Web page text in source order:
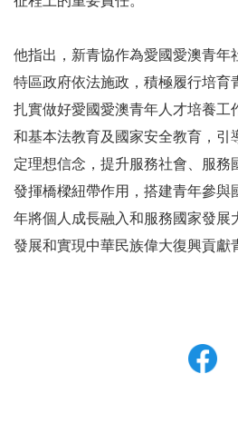
他指出，新青協作為愛國愛澳青年
特區政府依法施政，積極履行培育
扎實做好愛國愛澳青年人才培養工
和基本法教育及國家安全教育，引
定理想信念，提升服務社會、服
發揮橋樑紐帶作用，搭建青年參與
年將個人成長融入和服務國家發展
發展和實現中華民族偉大復興貢獻